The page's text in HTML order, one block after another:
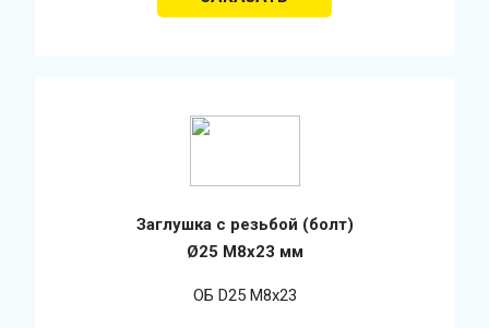
Заглушка с резьбой (болт)
Ø25 М8х23 мм
ОБ D25 М8х23